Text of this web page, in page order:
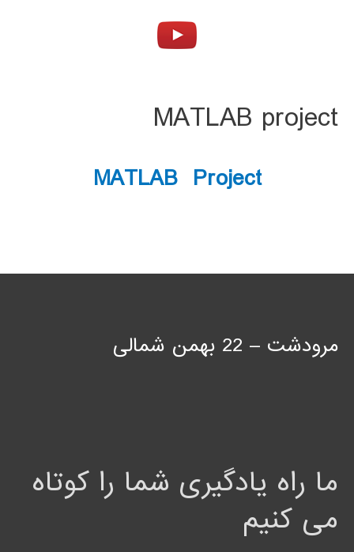
MATLAB project
MATLAB Project
مرودشت – 22 بهمن شمالی
ما راه یادگیری شما را کوتاه
می کنیم